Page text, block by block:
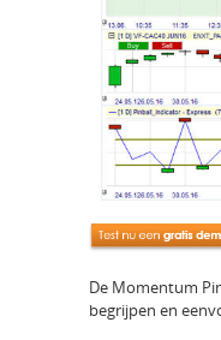
De Momentum
begrijpen en